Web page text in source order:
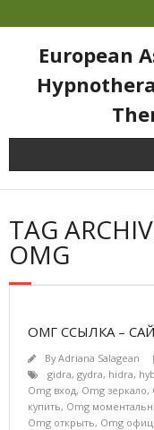
European
TAG
OMG
ОМГ ССЫЛКА –
ByAdriana Salagean
gidra, gydra, hidra,
Omg вход, Omg зеркало,
купить, Omg
Omg открыть, Omg